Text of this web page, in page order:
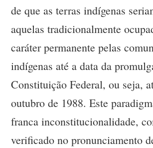
de que as terras indígenas
aquelas tradicionalmente
caráter permanente pelas
indígenas até a data da
Constituição Federal, ou seja,
outubro de 1988. Este
franca inconstitucionalidade,
verificado no pronunciamento